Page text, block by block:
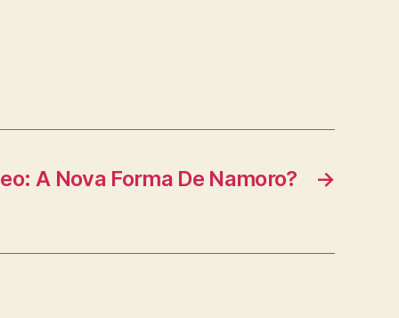
→
A Nova Forma De Namoro?